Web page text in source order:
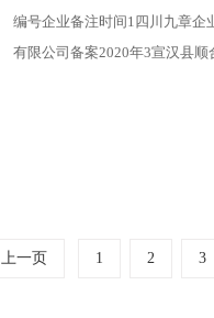
编号企业备注时间1四川九章企
有限公司备案2020年3宣汉县
上一页 1 2 3